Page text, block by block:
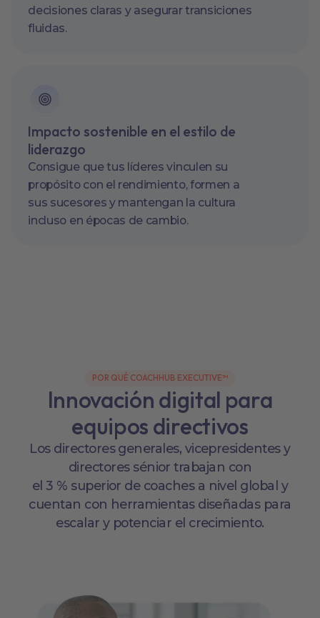
decisiones claras y asegurar transiciones
fluidas.
Impacto sostenible en el estilo de
liderazgo
Consigue que tus líderes vinculen su
propósito con el rendimiento, formen a
sus sucesores y mantengan la cultura
incluso en épocas de cambio.
POR QUÉ COACHHUB EXECUTIVE™
Innovación digital para
equipos directivos
Los directores generales, vicepresidentes y
directores sénior trabajan con
el 3 % superior de coaches a nivel global y
cuentan con herramientas diseñadas para
escalar y potenciar el crecimiento.